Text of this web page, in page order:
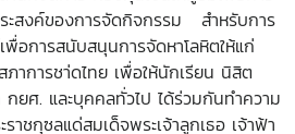
สงค์ของการจัดกิจกรรม
สำหรับการ
อการสนับสนุนการจัดหาโลหิตให้แก่
าการชา่ดไทย เพื่อให้นักเรียน นิสิต
ยศ. และบุคคลทั่วไป ได้ร่วมกันทำความ
าชกุซลแด่สมเด็จพระเจ้าลูกเธอ เจ้าฟ้า